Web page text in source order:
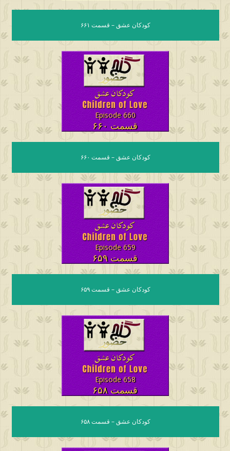
کودکان عشق – قسمت ۶۶۱
Episode 660
قسمت ۶۶۰
کودکان عشق – قسمت ۶۶۰
Episode 659
قسمت ۶۵۹
کودکان عشق – قسمت ۶۵۹
Episode 658
قسمت ۶۵۸
کودکان عشق – قسمت ۶۵۸